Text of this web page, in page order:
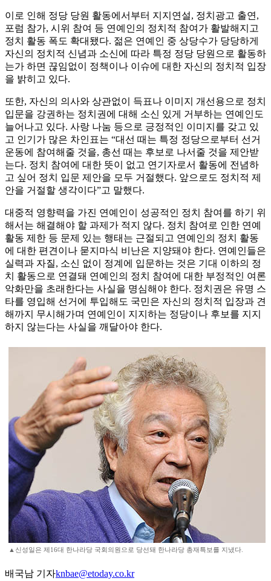
이로 인해 정당 당원 활동에서부터 지지연설, 정치광고 출연,
포럼 참가, 시위 참여 등 연예인의 정치적 참여가 활발해지고
정치 활동 폭도 확대됐다. 젊은 연예인 중 상당수가 당당하게
자신의 정치적 신념과 소신에 따라 특정 정당 당원으로 활동하
는가 하면 끊임없이 정책이나 이슈에 대한 자신의 정치적 입장
을 밝히고 있다.
또한, 자신의 의사와 상관없이 득표나 이미지 개선용으로 정치
입문을 강권하는 정치권에 대해 소신 있게 거부하는 연예인도
늘어나고 있다. 사랑 나눔 등으로 긍정적인 이미지를 갖고 있
고 인기가 많은 차인표는 “대선 때는 특정 정당으로부터 선거
운동에 참여해줄 것을, 총선 때는 후보로 나서줄 것을 제안받
는다. 정치 참여에 대한 뜻이 없고 연기자로서 활동에 전념하
고 싶어 정치 입문 제안을 모두 거절했다. 앞으로도 정치적 제
안을 거절할 생각이다”고 말했다.
대중적 영향력을 가진 연예인이 성공적인 정치 참여를 하기 위
해서는 해결해야 할 과제가 적지 않다. 정치 참여로 인한 연예
활동 제한 등 문제 있는 행태는 근절되고 연예인의 정치 활동
에 대한 편견이나 묻지마식 비난은 지양돼야 한다. 연예인들은
실력과 자질, 소신 없이 정계에 입문하는 것은 기대 이하의 정
치 활동으로 연결돼 연예인의 정치 참여에 대한 부정적인 여론
악화만을 초래한다는 사실을 명심해야 한다. 정치권은 유명 스
타를 영입해 선거에 투입해도 국민은 자신의 정치적 입장과 견
해까지 무시해가며 연예인이 지지하는 정당이나 후보를 지지
하지 않는다는 사실을 깨달아야 한다.
▲신성일은 제16대 한나라당 국회의원으로 당선돼 한나라당 총재특보를 지냈다.
배국남 기자knbae@etoday.co.kr